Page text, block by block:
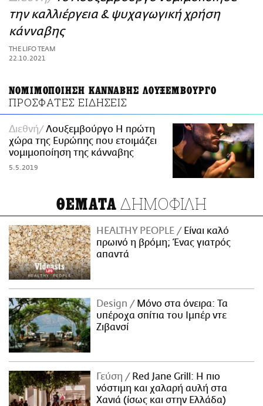
ΑΜΠΑ
PRINT
την καλλιέργεια & ψυχαγωγική χρήση
κάνναβης
THE LIFO TEAM
22.10.2021
ΝΟΜΙΜΟΠΟΙΗΣΗ ΚΑΝΝΑΒΗΣ ΛΟΥΞΕΜΒΟΥΡΓΟ
ΠΡΟΣΦΑΤΕΣ ΕΙΔΗΣΕΙΣ
Διεθνή
Λουξεμβούργο Η πρώτη
χώρα της Ευρώπης που ετοιμάζει
νομιμοποίηση της κάνναβης
5.5.2019
ΘΕΜΑΤΑ ΔΗΜΟΦΙΛΗ
HEALTHY PEOPLE
Είναι καλό
πρωινό η βρόμη; Ένας γιατρός
απαντά
Design
Μόνο στα όνειρα: Τα
υπέροχα σπίτια του Ιμπέρ ντε
Ζιβανσί
Γεύση
Red Jane Grill: Η πιο
νόστιμη και χαλαρή αυλή στα
Χανιά (ίσως και στην Ελλάδα)